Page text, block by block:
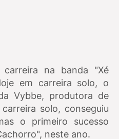
na banda "Xé
em carreira solo, o
Vybbe, produtora de
solo, conseguiu
o primeiro sucesso
neste ano.